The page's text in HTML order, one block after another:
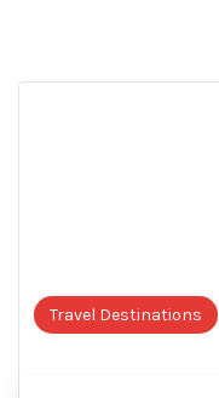
Travel Destinations